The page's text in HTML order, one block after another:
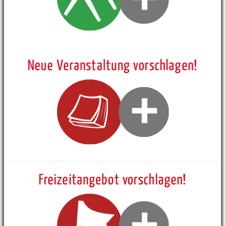
Neue Veranstaltung vorschlagen!
Freizeitangebot vorschlagen!